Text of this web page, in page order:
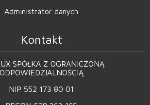
Administrator danych
Kontakt
SPÓŁKA Z OGRANICZONĄ
ODPOWIEDZIALNOŚCIĄ
NIP 552 173 80 01